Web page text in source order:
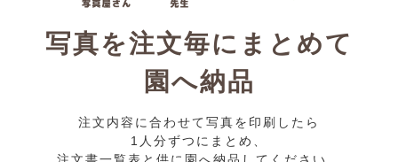
写真を注文毎にまとめて
園へ納品
注文内容に合わせて写真を印刷したら
1人分ずつにまとめ、